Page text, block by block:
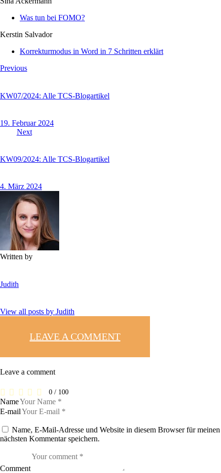
Was tun bei FOMO?
Kerstin Salvador
Korrekturmodus in Word in 7 Schritten erklärt
Previous
KW07/2024: Alle TCS-Blogartikel
19. Februar 2024
Next
KW09/2024: Alle TCS-Blogartikel
4. März 2024
Written by
Judith
View all posts by Judith
LEAVE A COMMENT
Leave a comment
0 / 100
Name
E-mail
Name, E-Mail-Adresse und Website in diesem Browser für meinen
nächsten Kommentar speichern.
Comment